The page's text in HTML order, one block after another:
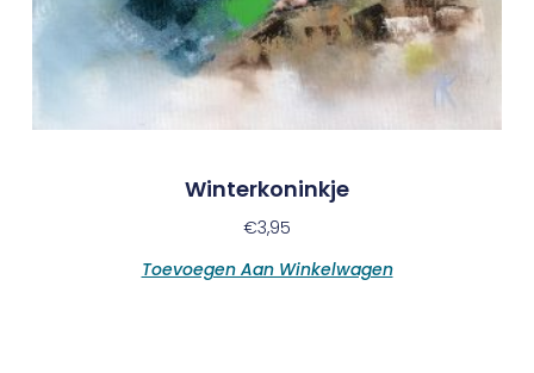
Winterkoninkje
€3,95
Toevoegen Aan Winkelwagen